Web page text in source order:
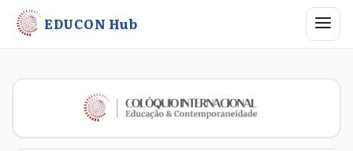
EDUCON Hub Abrir